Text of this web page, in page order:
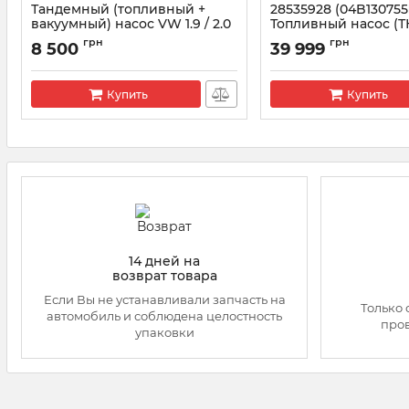
Тандемный (топливный +
вакуумный) насос VW 1.9 / 2.0
TDI BOSCH
Артикул:
8 500 грн
Купить
28535928
Топливный насос
1.6-2.0 TDI
Артикул: 28535928
39 999 грн
Купить
14 дней на
возврат товара
Если Вы не устанавливали запчасть на
автомобиль и соблюдена целостность
упаковки
Только